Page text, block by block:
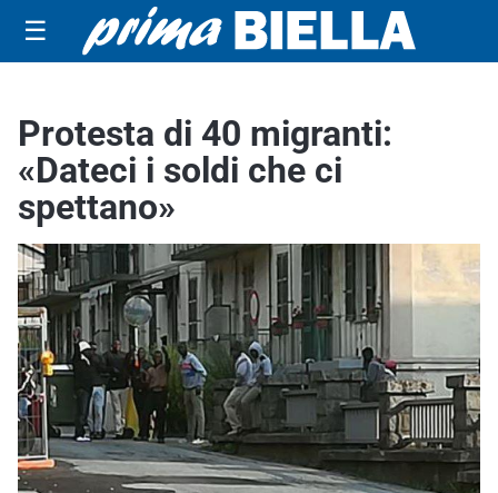
☰
Protesta di 40 migranti:
«Dateci i soldi che ci
spettano»